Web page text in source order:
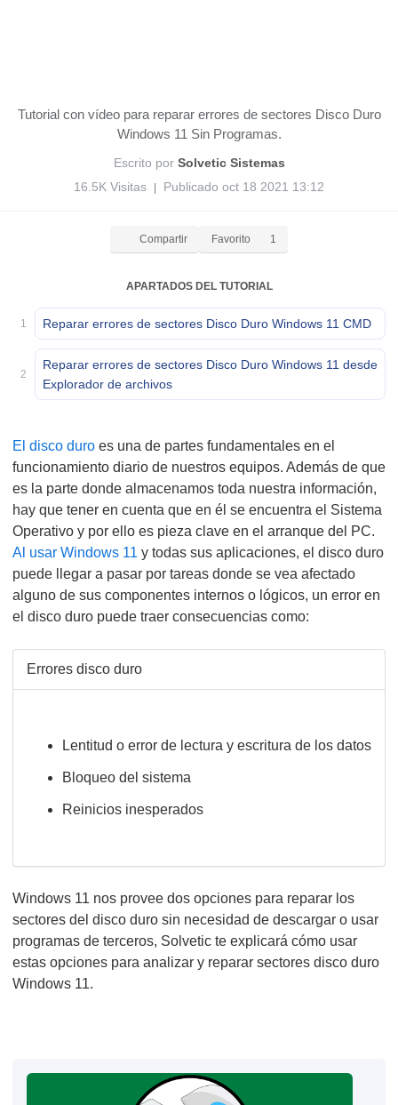
Tutorial con vídeo para reparar errores de sectores Disco Duro
Windows 11 Sin Programas.
Escrito por Solvetic Sistemas
16.5K Visitas
Publicado oct 18 2021 13:12
Compartir Favorito 1
APARTADOS DEL TUTORIAL
1 Reparar errores de sectores Disco Duro Windows 11 CMD
2
Reparar errores de sectores Disco Duro Windows 11 desde
Explorador de archivos
El disco duro es una de partes fundamentales en el
funcionamiento diario de nuestros equipos. Además de que
es la parte donde almacenamos toda nuestra información,
hay que tener en cuenta que en él se encuentra el Sistema
Operativo y por ello es pieza clave en el arranque del PC.
Al usar Windows 11 y todas sus aplicaciones, el disco duro
puede llegar a pasar por tareas donde se vea afectado
alguno de sus componentes internos o lógicos, un error en
el disco duro puede traer consecuencias como:
Errores disco duro
Lentitud o error de lectura y escritura de los datos
Bloqueo del sistema
Reinicios inesperados
Windows 11 nos provee dos opciones para reparar los
sectores del disco duro sin necesidad de descargar o usar
programas de terceros, Solvetic te explicará cómo usar
estas opciones para analizar y reparar sectores disco duro
Windows 11.